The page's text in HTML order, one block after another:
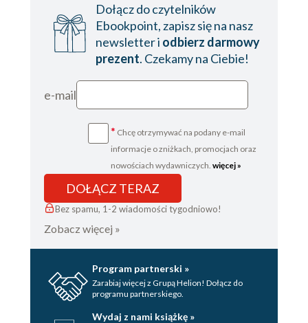
Dołącz do czytelników
Ebookpoint, zapisz się na nasz
newsletter i odbierz darmowy
prezent. Czekamy na Ciebie!
e-mail
* Chcę otrzymywać na podany e-mail
informacje o zniżkach, promocjach oraz
nowościach wydawniczych. więcej »
DOŁĄCZ TERAZ
Bez spamu, 1-2 wiadomości tygodniowo!
Zobacz więcej »
Program partnerski »
Zarabiaj więcej z Grupą Helion! Dołącz do
programu partnerskiego.
Wydaj z nami książkę »